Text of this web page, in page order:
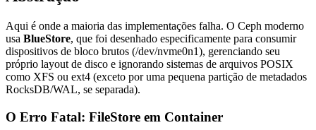
Aqui é onde a maioria das implementações falha. O Ceph moderno
usa BlueStore, que foi desenhado especificamente para consumir
dispositivos de bloco brutos (/dev/nvme0n1), gerenciando seu
próprio layout de disco e ignorando sistemas de arquivos POSIX
como XFS ou ext4 (exceto por uma pequena partição de metadados
RocksDB/WAL, se separada).
O Erro Fatal: FileStore em Container